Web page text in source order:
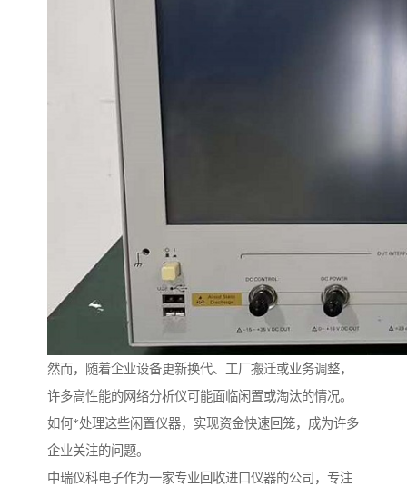
然而，随着企业设备更新换代、工厂搬迁或业务调整，
许多高性能的网络分析仪可能面临闲置或淘汰的情况。
如何*处理这些闲置仪器，实现资金快速回笼，成为许多
企业关注的问题。
中瑞仪科电子作为一家专业回收进口仪器的公司，专注